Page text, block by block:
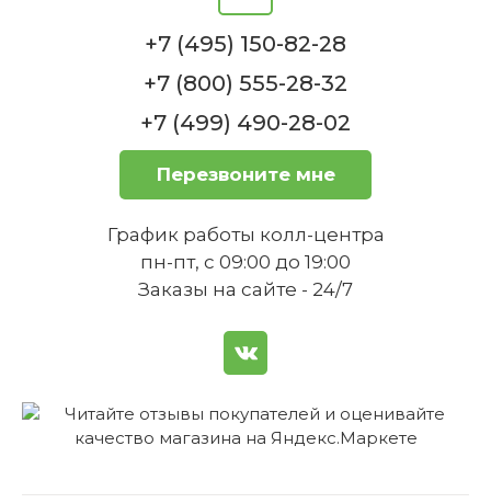
+7 (495) 150-82-28
+7 (800) 555-28-32
+7 (499) 490-28-02
Перезвоните мне
График работы колл-центра
пн-пт, с 09:00 до 19:00
Заказы на сайте - 24/7